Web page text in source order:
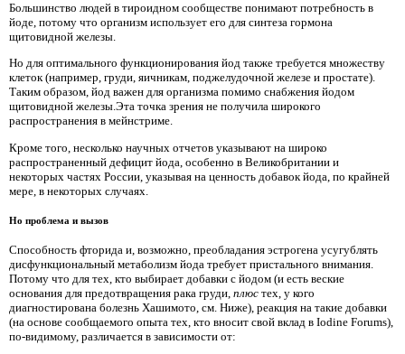
Большинство людей в тироидном сообществе понимают потребность в
йоде, потому что организм использует его для синтеза гормона
щитовидной железы.
Но для оптимального функционирования йод также требуется множеству
клеток (например, груди, яичникам, поджелудочной железе и простате).
Таким образом, йод важен для организма помимо снабжения йодом
щитовидной железы.Эта точка зрения не получила широкого
распространения в мейнстриме.
Кроме того, несколько научных отчетов указывают на широко
распространенный дефицит йода, особенно в Великобритании и
некоторых частях России, указывая на ценность добавок йода, по крайней
мере, в некоторых случаях.
Но проблема и вызов
Способность фторида и, возможно, преобладания эстрогена усугублять
дисфункциональный метаболизм йода требует пристального внимания.
Потому что для тех, кто выбирает добавки с йодом (и есть веские
основания для предотвращения рака груди, плюс тех, у кого
диагностирована болезнь Хашимото, см. Ниже), реакция на такие добавки
(на основе сообщаемого опыта тех, кто вносит свой вклад в Iodine Forums),
по-видимому, различается в зависимости от: